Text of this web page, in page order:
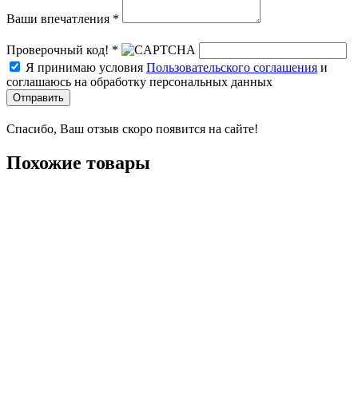
Ваши впечатления *
Проверочный код! *
Я принимаю условия Пользовательского соглашения и
соглашаюсь на обработку персональных данных
Отправить
Спасибо, Ваш отзыв скоро появится на сайте!
Похожие товары